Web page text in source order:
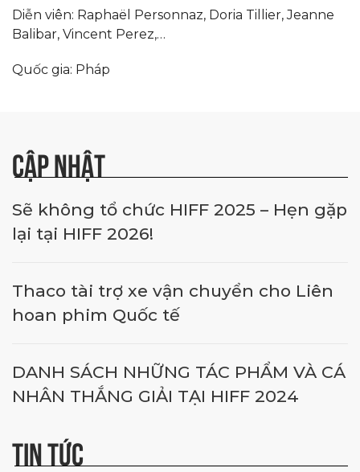
Diễn viên: Raphaël Personnaz, Doria Tillier, Jeanne
Balibar, Vincent Perez,…
Quốc gia: Pháp
CẬP NHẬT
Sẽ không tổ chức HIFF 2025 – Hẹn gặp
lại tại HIFF 2026!
Thaco tài trợ xe vận chuyển cho Liên
hoan phim Quốc tế
DANH SÁCH NHỮNG TÁC PHẨM VÀ CÁ
NHÂN THẮNG GIẢI TẠI HIFF 2024
TIN TỨC